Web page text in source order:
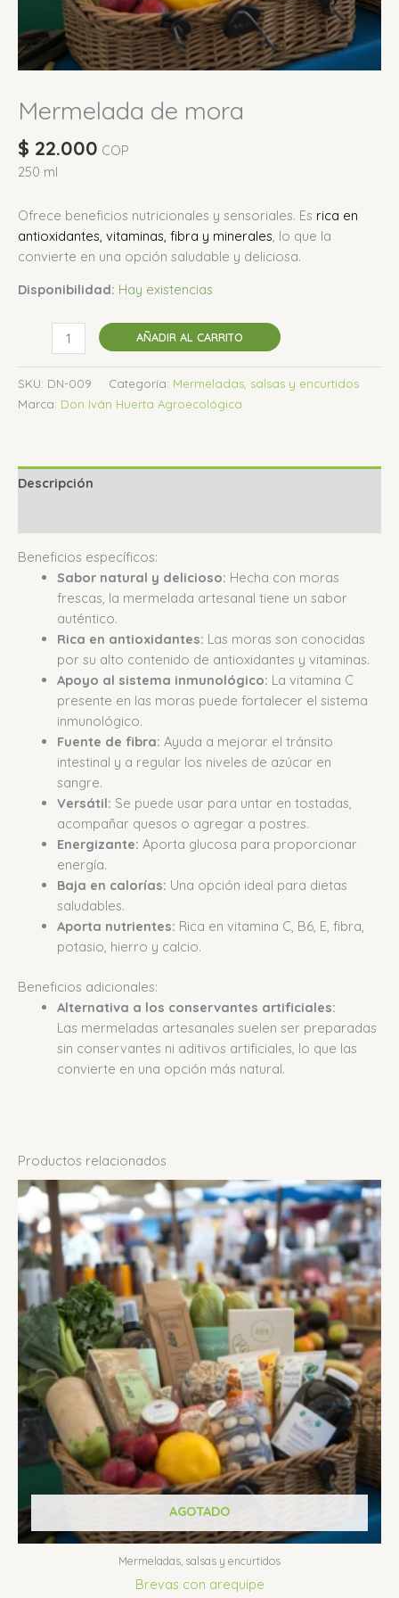
Mermelada de mora
$ 22.000 COP
250 ml
Ofrece beneficios nutricionales y sensoriales. Es rica en
antioxidantes, vitaminas, fibra y minerales , lo que la
convierte en una opción saludable y deliciosa.
Disponibilidad: Hay existencias
AÑADIR AL CARRITO
SKU: DN-009 Categoría: Mermeladas, salsas y encurtidos
Marca: Don Iván Huerta Agroecológica
Descripción
Beneficios específicos:
Sabor natural y delicioso: Hecha con moras
frescas, la mermelada artesanal tiene un sabor
auténtico.
Rica en antioxidantes: Las moras son conocidas
por su alto contenido de antioxidantes y vitaminas.
Apoyo al sistema inmunológico: La vitamina C
presente en las moras puede fortalecer el sistema
inmunológico.
Fuente de fibra: Ayuda a mejorar el tránsito
intestinal y a regular los niveles de azúcar en
sangre.
Versátil: Se puede usar para untar en tostadas,
acompañar quesos o agregar a postres.
Energizante: Aporta glucosa para proporcionar
energía.
Baja en calorías: Una opción ideal para dietas
saludables.
Aporta nutrientes: Rica en vitamina C, B6, E, fibra,
potasio, hierro y calcio.
Beneficios adicionales:
Alternativa a los conservantes artificiales:
Las mermeladas artesanales suelen ser preparadas
sin conservantes ni aditivos artificiales, lo que las
convierte en una opción más natural.
Productos relacionados
AGOTADO
Mermeladas, salsas y encurtidos
Brevas con arequipe